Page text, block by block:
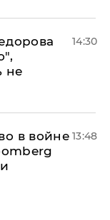
не
14:30
в войне 13:48